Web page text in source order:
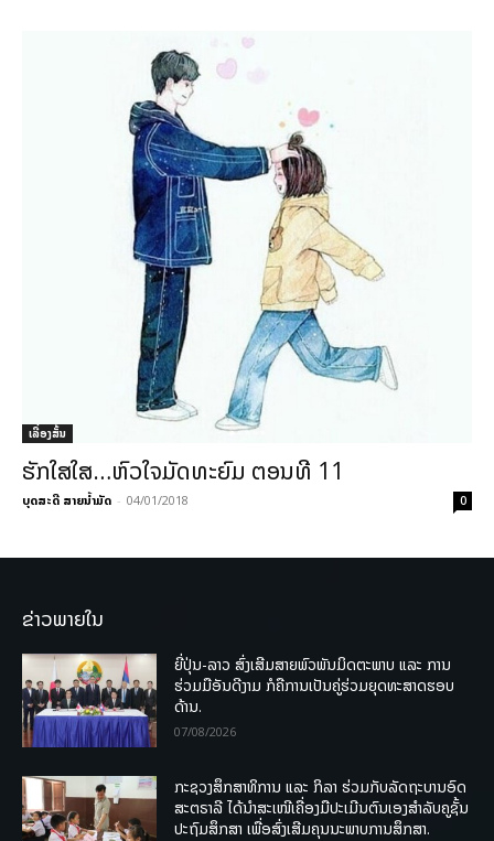
ເລື່ອງສັ້ນ
ຮັກໃສໃສ…ຫົວໃຈມັດທະຍົມ ຕອນທີ 11
ບຸດສະດີ ສາຍນ້ຳມັດ - 04/01/2018 0
ຂ່າວພາຍໃນ
ຍີ່ປຸ່ນ-ລາວ ສົ່ງເສີມສາຍພົວພັນມິດຕະພາບ ແລະ ການ
ຮ່ວມມືອັນດີງາມ ກໍຄືການເປັນຄູ່ຮ່ວມຍຸດທະສາດຮອບ
ດ້ານ.
07/08/2026
ກະຊວງສຶກສາທິການ ແລະ ກິລາ ຮ່ວມກັບລັດຖະບານອົດ
ສະຕຣາລີ ໄດ້ນຳສະເໜີເຄື່ອງມືປະເມີນຕົນເອງສຳລັບຄູຊັ້ນ
ປະຖົມສຶກສາ ເພື່ອສົ່ງເສີມຄຸນນະພາບການສຶກສາ.